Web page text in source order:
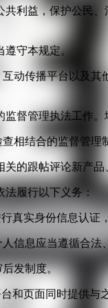
利益，保护公民
遵守本规定。
动传播平台以及
督管理执法工作
相结合的监督管
的跟帖评论新产
履行以下义务：
真实身份信息认
信息应当遵循合
发制度。
和页面同时提供与